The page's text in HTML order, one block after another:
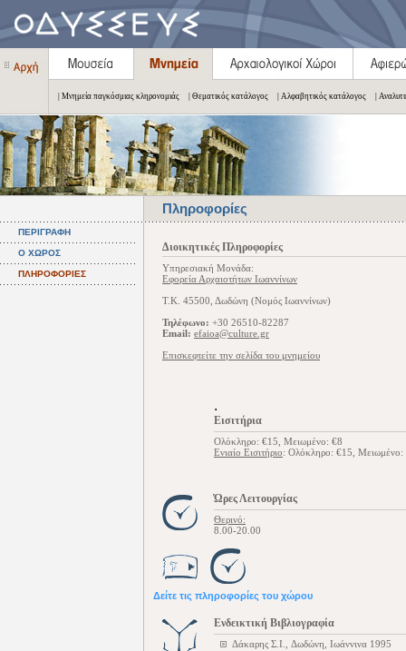
| Μνημεία παγκόσμιας κληρονομιάς | Θεματικός κατάλογος | Αλφαβητικός κατάλογος |
Πληροφορίες
ΠΕΡΙΓΡΑΦΗ
Ο ΧΩΡΟΣ
ΠΛΗΡΟΦΟΡΙΕΣ
Διοικητικές Πληροφορίες
Υπηρεσιακή Μονάδα:
Εφορεία Αρχαιοτήτων Ιωαννίνων
Τ.Κ. 45500, Δωδώνη (Νομός Ιωαννίνων)
Τηλέφωνο: +30 26510-82287
Email: efaioa@culture.gr
Επισκεφτείτε την σελίδα του μνημείου
.
Εισιτήρια
Ολόκληρο: €15, Μειωμένο: €8
Ενιαίο Εισιτήριο: Ολόκληρο: €15, Μειωμένο:
Ώρες Λειτουργίας
Θερινό:
8.00-20.00
Δείτε τις πληροφορίες του χώρου
Ενδεικτική Βιβλιογραφία
Δάκαρης Σ.Ι., Δωδώνη, Ιωάννινα 1995